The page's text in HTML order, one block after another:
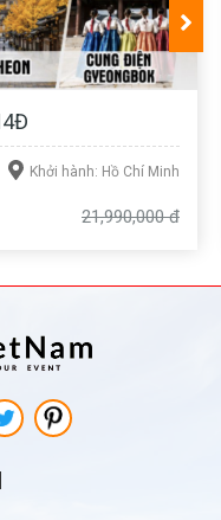
Khởi hành: Hồ Chí Minh